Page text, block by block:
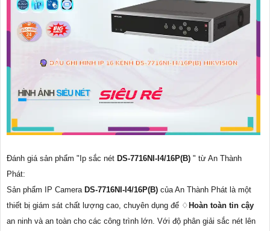
Đánh giá sản phẩm "Ip sắc nét DS-7716NI-I4/16P(B) " từ An Thành
Phát:
Sản phẩm IP Camera DS-7716NI-I4/16P(B) của An Thành Phát là một
thiết bị giám sát chất lượng cao, chuyên dụng để ♢ Hoàn toàn tin cậy
an ninh và an toàn cho các công trình lớn. Với độ phân giải sắc nét lên